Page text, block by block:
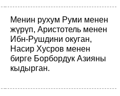
Менин рухум Руми менен
жүрүп, Аристотель менен
Ибн-Рушдини окуган,
Насир Хусров менен
бирге Борбордук Азияны
кыдырган.